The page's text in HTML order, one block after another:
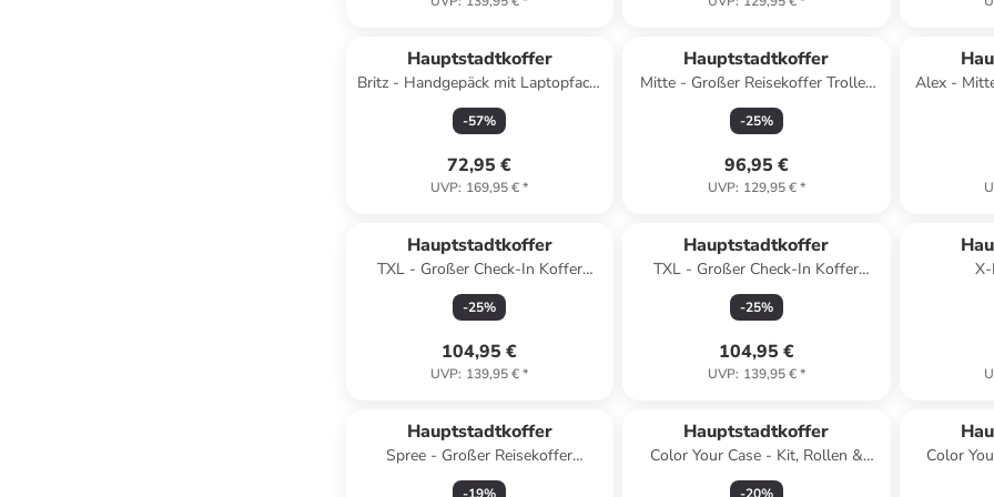
Hauptstadtkoffer
Britz - Handgepäck mit Laptopfach,
TSA, 4 Rollen in Hellgrün
-57%
72,95 €
UVP: 169,95 €*
Hauptstadtkoffer
Mitte - Großer Reisekoffer Trolley
77cm XXL Erweiterung TSA 130L
in Flieder
-25%
96,95 €
UVP: 129,95 €*
Alex -
Hauptstadtkoffer
TXL - Großer Check-In Koffer
Trolley Aufgabegepäck TSA 119L in
Dunkelblau
-25%
104,95 €
UVP: 139,95 €*
Hauptstadtkoffer
TXL - Großer Check-In Koffer
Trolley Aufgabegepäck TSA 119L in
Iceblue
-25%
104,95 €
UVP: 139,95 €*
Hauptstadtkoffer
Spree - Großer Reisekoffer
Aufgabegepäck Koffer 75cm, TSA,
Hauptstadtkoffer
Color Your Case - Kit, Rollen &
Griffe Set in Gelb
Color